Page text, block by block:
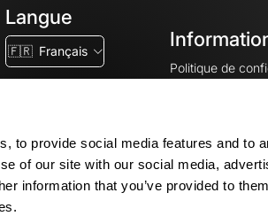
to provide social media features and to
of our site with our social media,
information that you’ve provided to
Langue
🇫🇷 Français
Politique de
Mentions légales
Paramètres des